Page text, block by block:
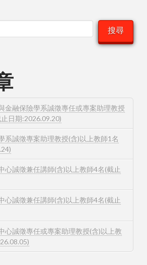
搜尋
金融保險學系誠徵專任或專案助理教授
日期:2026.09.20)
系誠徵專案助理教授(含)以上教師1名
心誠徵兼任講師(含)以上教師4名(截止
心誠徵兼任講師(含)以上教師4名(截止
心誠徵專任或專案助理教授(含)以上教